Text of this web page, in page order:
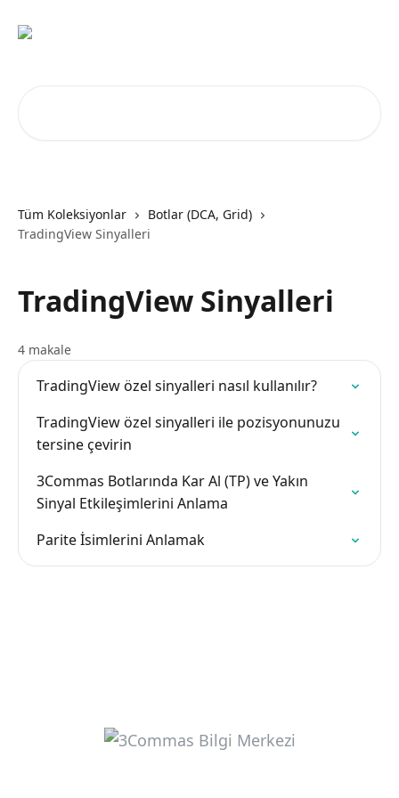
Tüm Koleksiyonlar
Botlar (DCA, Grid)
TradingView Sinyalleri
TradingView Sinyalleri
4 makale
TradingView özel sinyalleri nasıl kullanılır?
TradingView özel sinyalleri ile pozisyonunuzu
tersine çevirin
3Commas Botlarında Kar Al (TP) ve Yakın
Sinyal Etkileşimlerini Anlama
Parite İsimlerini Anlamak